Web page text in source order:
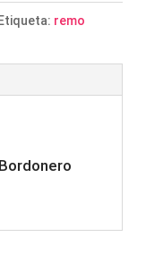
Etiqueta: remo